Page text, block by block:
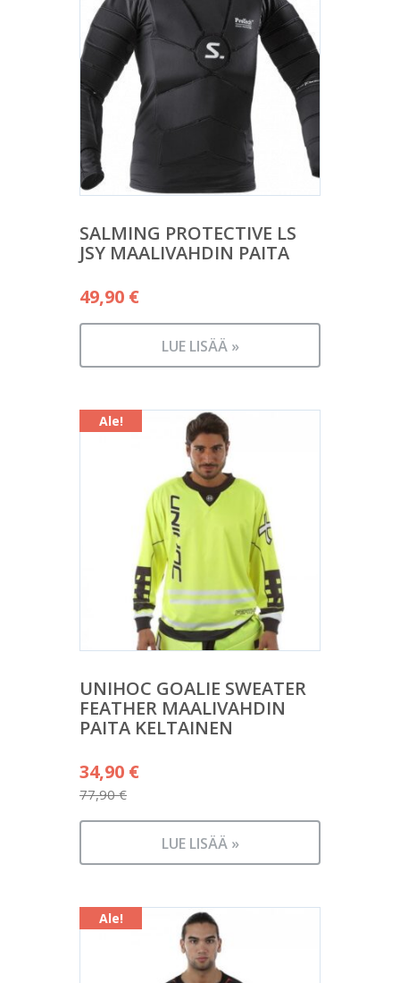
SALMING PROTECTIVE LS
JSY MAALIVAHDIN PAITA
49,90 €
LUE LISÄÄ »
Ale!
UNIHOC GOALIE SWEATER
FEATHER MAALIVAHDIN
PAITA KELTAINEN
77,90€
Alkuperäinen
hinta
oli:
34,90 €
Nykyinen
on:
LUE LISÄÄ »
Ale!